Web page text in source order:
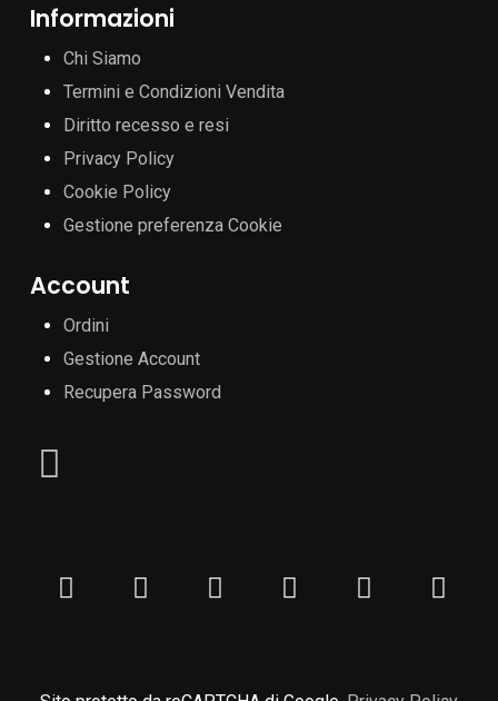
Informazioni
Chi Siamo
Termini e Condizioni Vendita
Diritto recesso e resi
Privacy Policy
Cookie Policy
Gestione preferenza Cookie
Account
Ordini
Gestione Account
Recupera Password